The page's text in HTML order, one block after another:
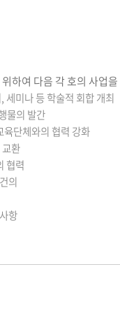
하여 다음 각 호의 사업
세미나 등 학술적 회합 개최
물의 발간
단체와의 협력 강화
환
협력
의
항